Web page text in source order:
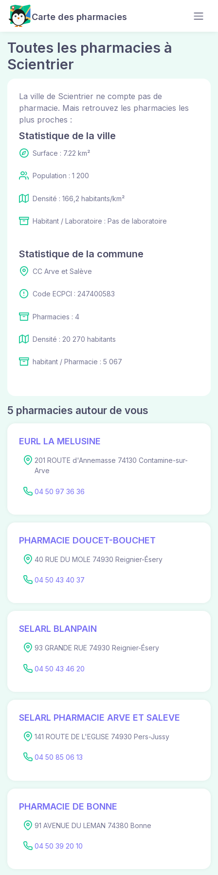
Carte des pharmacies
Toutes les pharmacies à
Scientrier
La ville de Scientrier ne compte pas de
pharmacie. Mais retrouvez les pharmacies les
plus proches :
Statistique de la ville
Surface : 7.22 km²
Population : 1 200
Densité : 166,2 habitants/km²
Habitant / Laboratoire : Pas de laboratoire
Statistique de la commune
CC Arve et Salève
Code ECPCI : 247400583
Pharmacies : 4
Densité : 20 270 habitants
habitant / Pharmacie : 5 067
5 pharmacies autour de vous
EURL LA MELUSINE
201 ROUTE d'Annemasse 74130 Contamine-sur-
Arve
04 50 97 36 36
PHARMACIE DOUCET-BOUCHET
40 RUE DU MOLE 74930 Reignier-Ésery
04 50 43 40 37
SELARL BLANPAIN
93 GRANDE RUE 74930 Reignier-Ésery
04 50 43 46 20
SELARL PHARMACIE ARVE ET SALEVE
141 ROUTE DE L'EGLISE 74930 Pers-Jussy
04 50 85 06 13
PHARMACIE DE BONNE
91 AVENUE DU LEMAN 74380 Bonne
04 50 39 20 10